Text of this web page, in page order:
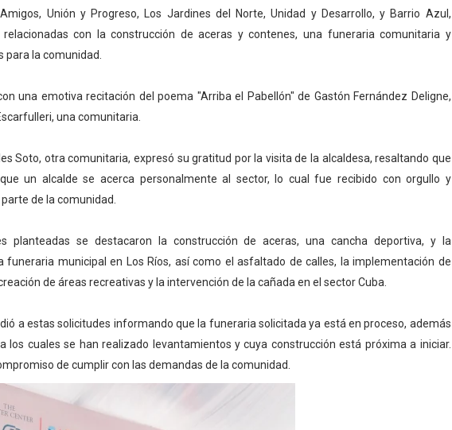
Unión y Progreso, Los Jardines del Norte, Unidad y Desarrollo, y Barrio Azul,
relacionadas con la construcción de aceras y contenes, una funeraria comunitaria y
para la comunidad.
una emotiva recitación del poema "Arriba el Pabellón" de Gastón Fernández Deligne,
una comunitaria.
Soto, otra comunitaria, expresó su gratitud por la visita de la alcaldesa, resaltando que
un alcalde se acerca personalmente al sector, lo cual fue recibido con orgullo y
de la comunidad.
planteadas se destacaron la construcción de aceras, una cancha deportiva, y la
funeraria municipal en Los Ríos, así como el asfaltado de calles, la implementación de
de áreas recreativas y la intervención de la cañada en el sector Cuba.
a estas solicitudes informando que la funeraria solicitada ya está en proceso, además
los cuales se han realizado levantamientos y cuya construcción está próxima a iniciar.
de cumplir con las demandas de la comunidad.